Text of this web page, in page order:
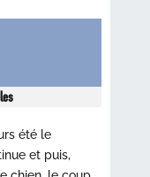
été le
et puis,